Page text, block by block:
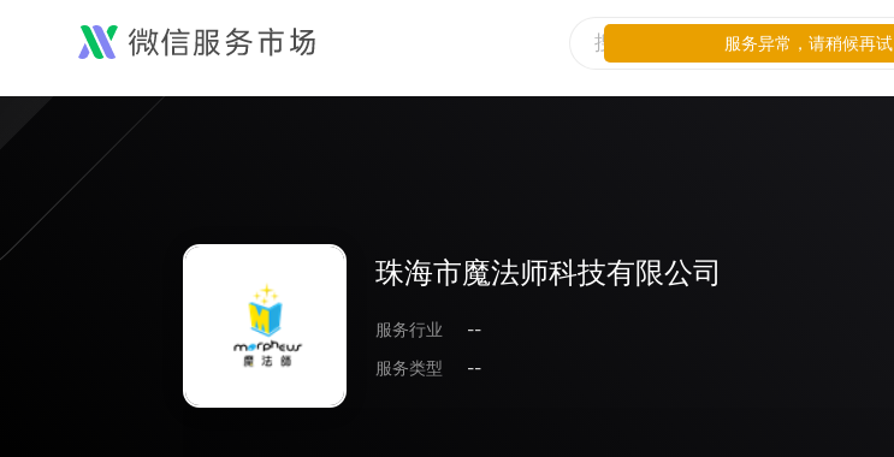
珠海市魔法师科技有限公司
服务行业
--
服务类型
--
服务异常，请稍候再试